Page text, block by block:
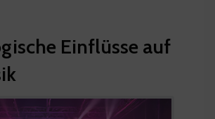
Einflüsse auf